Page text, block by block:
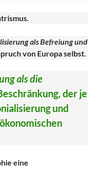
als Befreiung und
von Europa selbst.
als die
der je
und
eine